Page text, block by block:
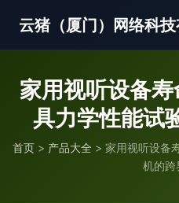
云猪（厦门）网络科技
家用视听设备
具力学性能试
首页 > 产品大全 > 家用视听设备
机的跨